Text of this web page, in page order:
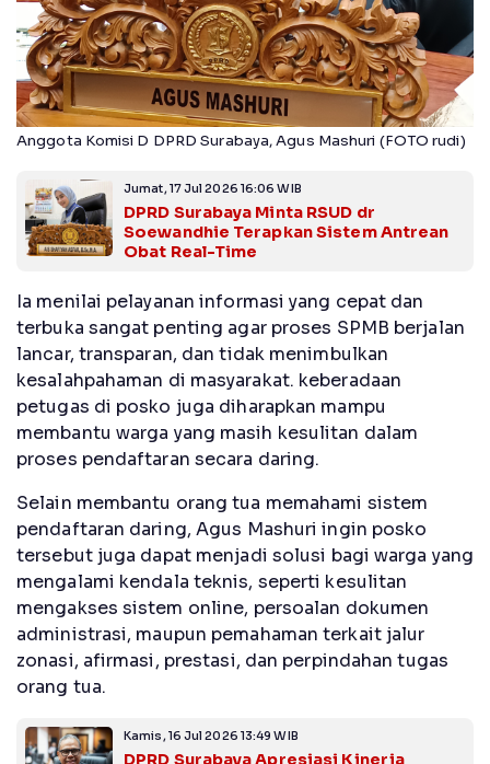
Anggota Komisi D DPRD Surabaya, Agus Mashuri (FOTO rudi)
Jumat, 17 Jul 2026 16:06 WIB
DPRD Surabaya Minta RSUD dr
Soewandhie Terapkan Sistem Antrean
Obat Real-Time
Ia menilai pelayanan informasi yang cepat dan
terbuka sangat penting agar proses SPMB berjalan
lancar, transparan, dan tidak menimbulkan
kesalahpahaman di masyarakat. keberadaan
petugas di posko juga diharapkan mampu
membantu warga yang masih kesulitan dalam
proses pendaftaran secara daring.
Selain membantu orang tua memahami sistem
pendaftaran daring, Agus Mashuri ingin posko
tersebut juga dapat menjadi solusi bagi warga yang
mengalami kendala teknis, seperti kesulitan
mengakses sistem online, persoalan dokumen
administrasi, maupun pemahaman terkait jalur
zonasi, afirmasi, prestasi, dan perpindahan tugas
orang tua.
Kamis, 16 Jul 2026 13:49 WIB
DPRD Surabaya Apresiasi Kinerja